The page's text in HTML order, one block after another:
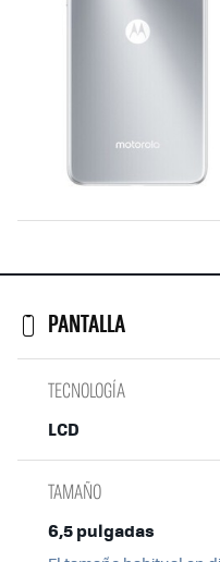
PANTALLA
TECNOLOGÍA
LCD
TAMAÑO
6,5 pulgadas